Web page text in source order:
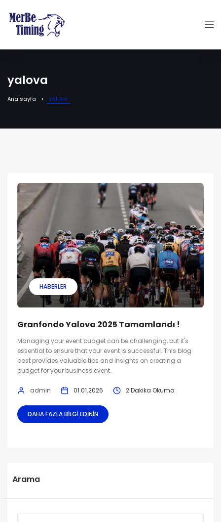
yalova
Ana sayfa yalova
HABERLER
Granfondo Yalova 2025 Tamamlandı !
Managing your event budget can be challenging, but it's
essential to ensure that your event is successful. This blog
post provides valuable tips and insights on creating a
budget for your business event.
admin 01.01.2026 2 Dakika Okuma
DAHA FAZLA BILGI EDININ
Arama